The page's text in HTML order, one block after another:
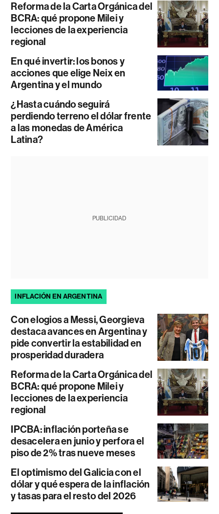
Reforma de la Carta Orgánica del
BCRA: qué propone Milei y
lecciones de la experiencia
regional
En qué invertir: los bonos y
acciones que elige Neix en
Argentina y el mundo
¿Hasta cuándo seguirá
perdiendo terreno el dólar frente
a las monedas de América
Latina?
PUBLICIDAD
INFLACIÓN EN ARGENTINA
Con elogios a Messi, Georgieva
destaca avances en Argentina y
pide convertir la estabilidad en
prosperidad duradera
Reforma de la Carta Orgánica del
BCRA: qué propone Milei y
lecciones de la experiencia
regional
IPCBA: inflación porteña se
desacelera en junio y perfora el
piso de 2% tras nueve meses
El optimismo del Galicia con el
dólar y qué espera de la inflación
y tasas para el resto del 2026